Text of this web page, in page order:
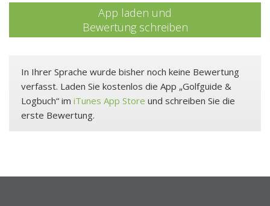
App laden und
Bewertung schreiben
In Ihrer Sprache wurde bisher noch keine Bewertung
verfasst. Laden Sie kostenlos die App „Golfguide &
Logbuch“ im iTunes App Store und schreiben Sie die
erste Bewertung.